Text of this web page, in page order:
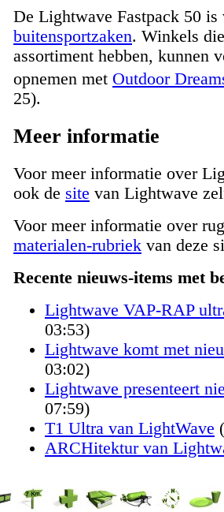
De Lightwave Fastpack 50
buitensportzaken. Winkels
assortiment hebben, kunnen
opnemen met Outdoor
25).
Meer informatie
Voor meer informatie over
ook de site van Lightwave
Voor meer informatie over
materialen-rubriek van deze
Recente nieuws-items met
Lightwave VAP-RAP
03:53)
Lightwave komt met
03:02)
Lightwave presenteert
07:59)
T1 Ultra van LightWave
ARCHitektur van